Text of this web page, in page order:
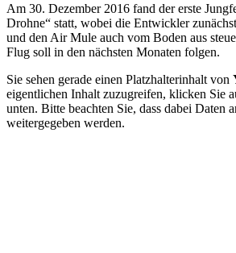
Am 30. Dezember 2016 fand der erste
Drohne“ statt, wobei die Entwickler
und den Air Mule auch vom Boden aus
Flug soll in den nächsten Monaten folgen.
Sie sehen gerade einen Platzhalterinhalt von
eigentlichen Inhalt zuzugreifen, klicken Sie
unten. Bitte beachten Sie, dass dabei Daten
weitergegeben werden.